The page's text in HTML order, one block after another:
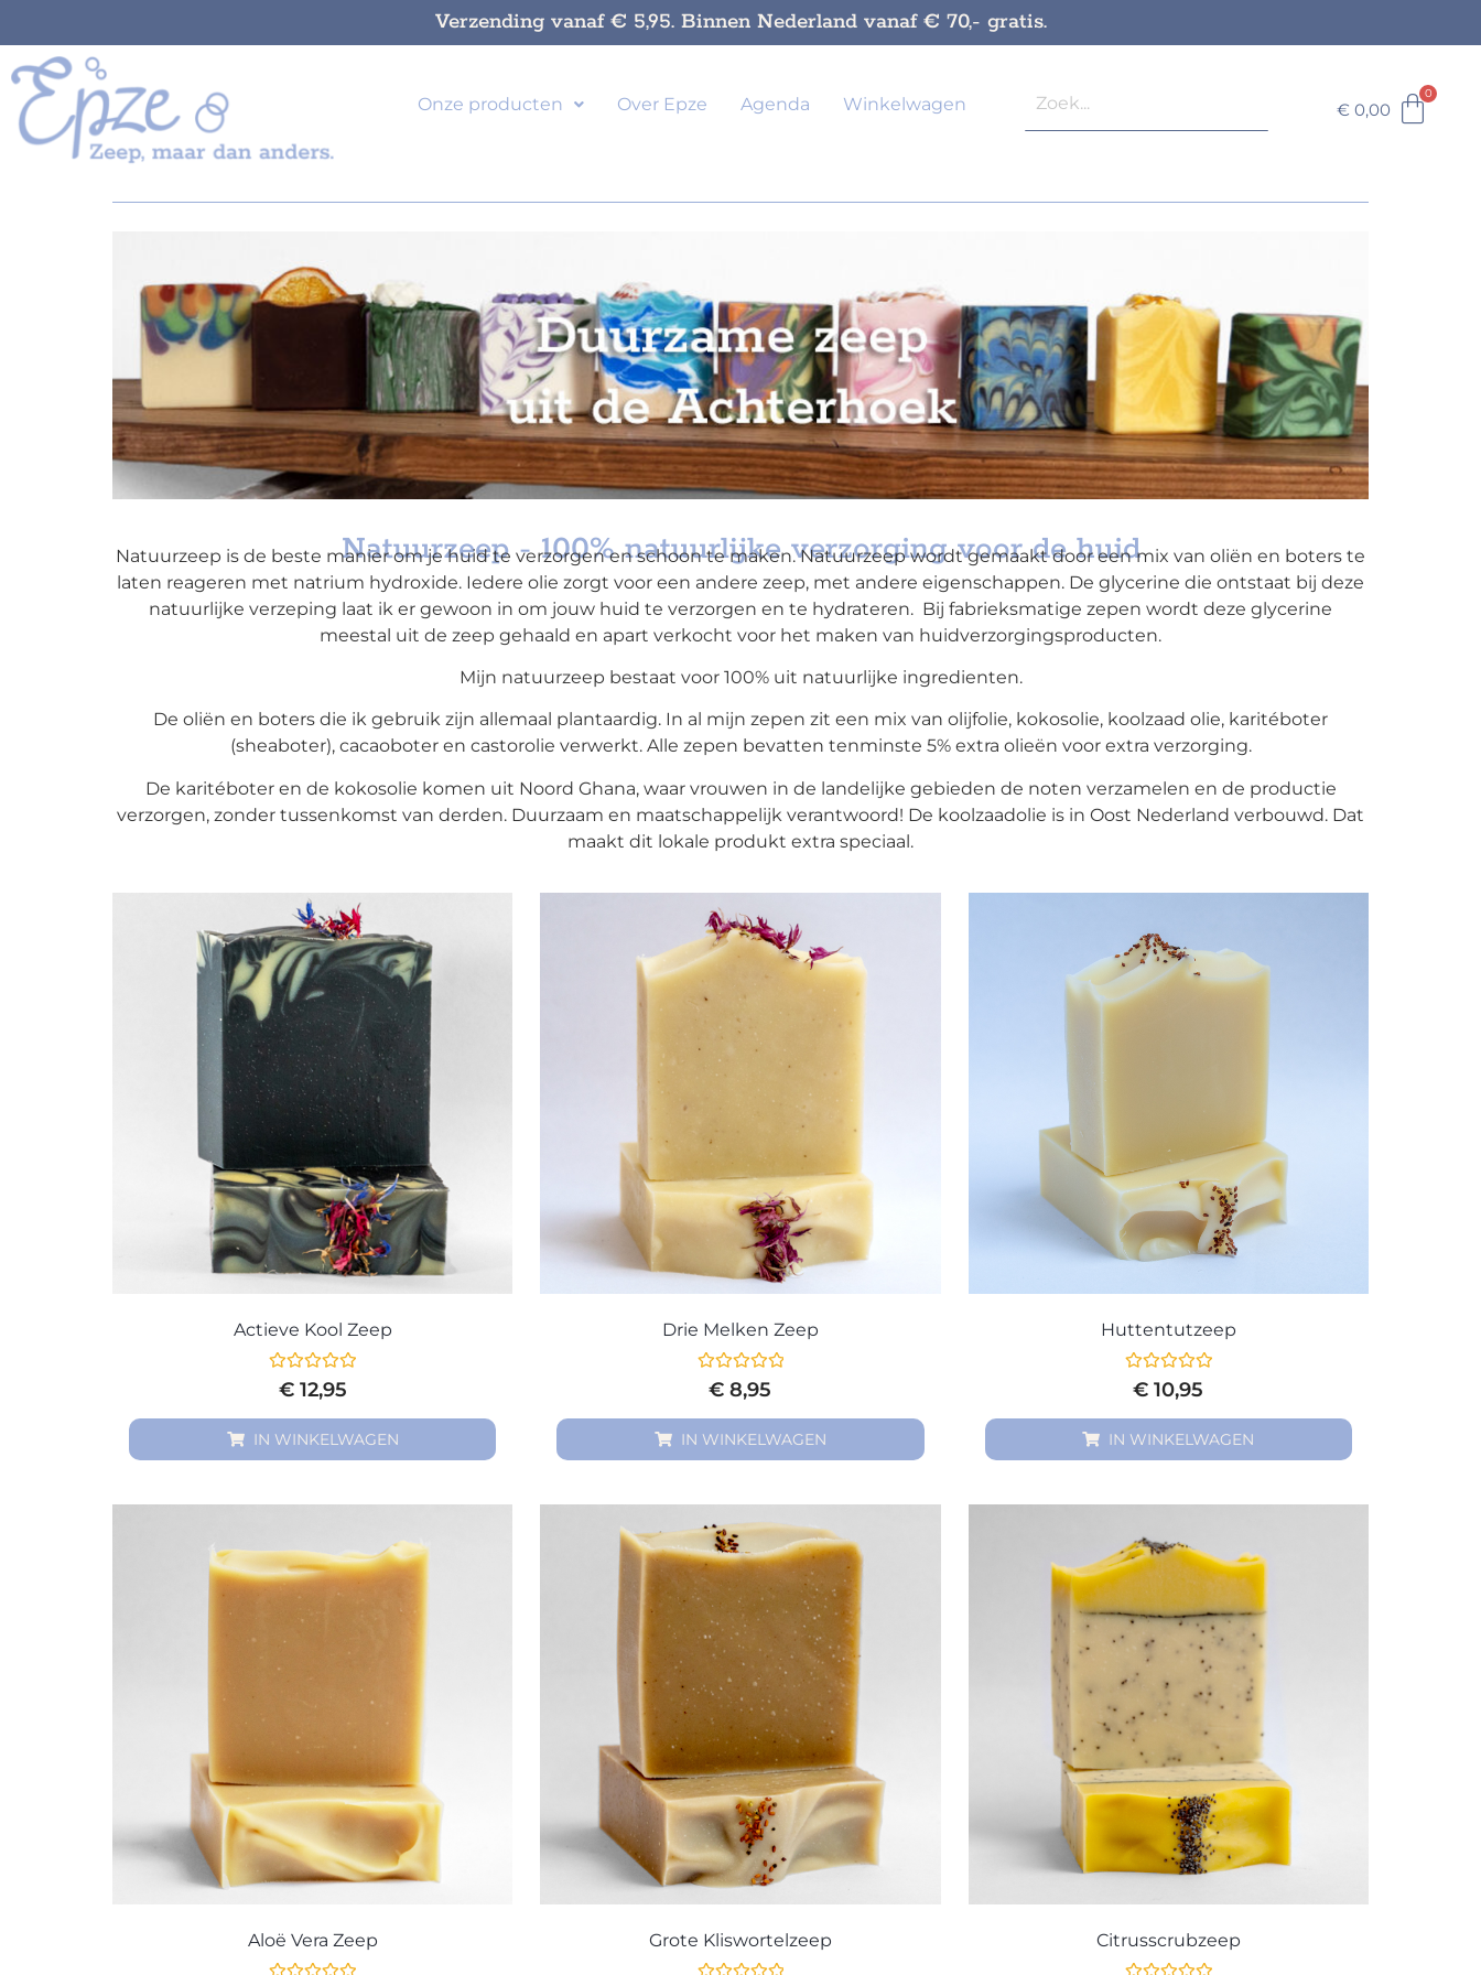
Verzending vanaf € 5,95. Binnen Nederland vanaf € 70,- gratis.
Onze producten Over Epze Agenda Winkelwagen € 0,00
Natuurzeep - 100% natuurlijke verzorging voor de huid
Natuurzeep is de beste manier om je huid te verzorgen en schoon te maken. Natuurzeep wordt gemaakt door een mix van oliën en boters te
laten reageren met natrium hydroxide. Iedere olie zorgt voor een andere zeep, met andere eigenschappen. De glycerine die ontstaat bij deze
natuurlijke verzeping laat ik er gewoon in om jouw huid te verzorgen en te hydrateren. Bij fabrieksmatige zepen wordt deze glycerine
meestal uit de zeep gehaald en apart verkocht voor het maken van huidverzorgingsproducten.
Mijn natuurzeep bestaat voor 100% uit natuurlijke ingredienten.
De oliën en boters die ik gebruik zijn allemaal plantaardig. In al mijn zepen zit een mix van olijfolie, kokosolie, koolzaad olie, karitéboter
(sheaboter), cacaoboter en castorolie verwerkt. Alle zepen bevatten tenminste 5% extra olieën voor extra verzorging.
De karitéboter en de kokosolie komen uit Noord Ghana, waar vrouwen in de landelijke gebieden de noten verzamelen en de productie
verzorgen, zonder tussenkomst van derden. Duurzaam en maatschappelijk verantwoord! De koolzaadolie is in Oost Nederland verbouwd. Dat
maakt dit lokale produkt extra speciaal.
Actieve Kool Zeep
Gewaardeerd
0€12,95
IN WINKELWAGEN
Drie Melken Zeep
Gewaardeerd
€ 8,95
IN WINKELWAGEN
Huttentutzeep
Gewaardeerd
0€ 10,95
IN WINKELWAGEN
Aloë Vera Zeep Grote Kliswortelzeep Citrusscrubzeep